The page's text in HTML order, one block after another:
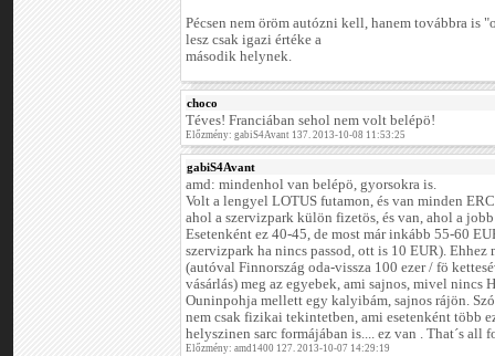
Pécsen nem öröm autózni kell, hanem továbbra is
lesz csak igazi értéke a
második helynek.
choco
Téves! Franciában sehol nem volt belépö!
Előzmény: gabiS4Avant 137. 2013-10-08 11:53:25
gabiS4Avant
amd: mindenhol van belépö, gyorsokra is.
Volt a lengyel LOTUS futamon, és van minden
ahol a szervizpark külön fizetös, és van, ahol a
Esetenként ez 40-45, de most már inkább 55-60
szervizpark ha nincs passod, ott is 10 EUR). Ehhez
(autóval Finnország oda-vissza 100 ezer / fö
vásárlás) meg az egyebek, ami sajnos, mivel nincs
Ouninpohja mellett egy kalyibám, sajnos rájön.
nem csak fizikai tekintetben, ami esetenként több
helyszinen sarc formájában is.... ez van . That´s all
Előzmény: amd1400 127. 2013-10-07 14:29:19